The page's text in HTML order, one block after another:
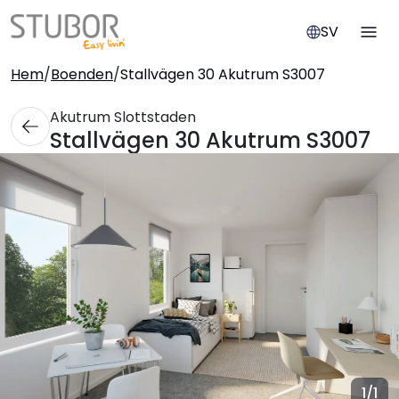
SV
Hem/Boenden/Stallvägen 30 Akutrum S3007
Akutrum Slottstaden
Stallvägen 30 Akutrum S3007
1/1